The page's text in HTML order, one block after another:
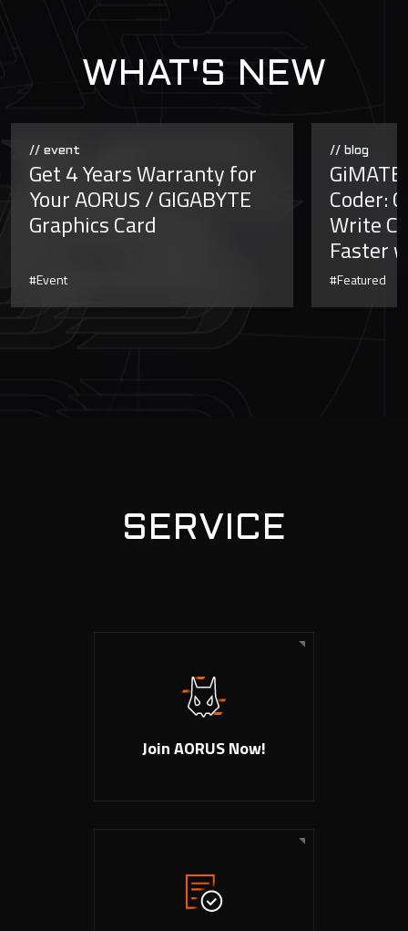
WHAT'S NEW
// event
Get 4 Years Warranty for
Your AORUS / GIGABYTE
Graphics Card
#Event
// blog
Coder:
Write
Faster
#Featured
SERVICE
Join AORUS Now!